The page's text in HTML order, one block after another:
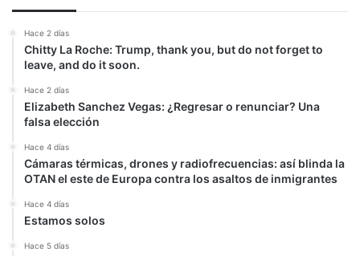
Hace 2 días
Chitty La Roche: Trump, thank you, but do not forget to
leave, and do it soon.
Hace 2 días
Elizabeth Sanchez Vegas: ¿Regresar o renunciar? Una
falsa elección
Hace 4 días
Cámaras térmicas, drones y radiofrecuencias: así blinda la
OTAN el este de Europa contra los asaltos de inmigrantes
Hace 4 días
Estamos solos
Hace 5 días